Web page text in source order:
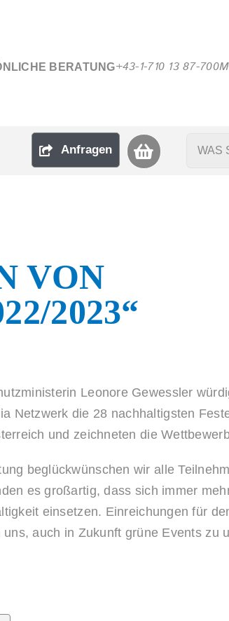
BERATUNG+43-1-710 13 87-700
Anfragen
Suche
VON
2023“
Leonore Gewessler
Netzwerk die 28 nachhaltigsten
und zeichneten die
beglückwünschen wir alle
es großartig, dass sich immer
einsetzen. Einreichungen für
auch in Zukunft grüne Events zu